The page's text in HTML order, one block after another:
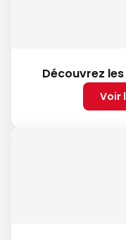
Découvrez
Voir